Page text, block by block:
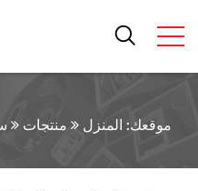
موقعك: المنزل منتجات